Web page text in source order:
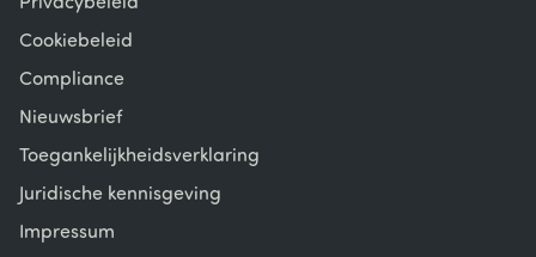
Privacybeleid
Cookiebeleid
Compliance
Nieuwsbrief
Toegankelijkheidsverklaring
Juridische kennisgeving
Impressum